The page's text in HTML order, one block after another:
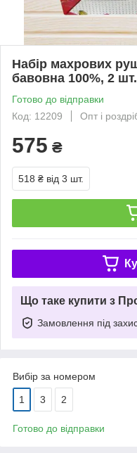
Набір махрових
бавовна 100%, 2
Готово до відправки
Код: 12209
Опт і
575 ₴
518 ₴ від 3 шт.
Що таке купити з
Замовлення під
Вибір за номером
1 3 2
Готово до відправки